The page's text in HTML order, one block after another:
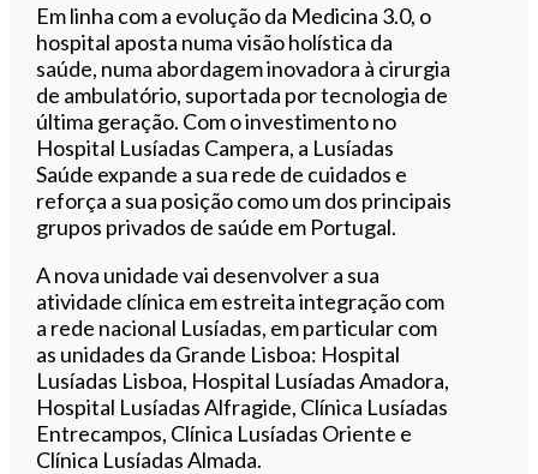
Em linha com a evolução da Medicina 3.0, o
hospital aposta numa visão holística da
saúde, numa abordagem inovadora à cirurgia
de ambulatório, suportada por tecnologia de
última geração. Com o investimento no
Hospital Lusíadas Campera, a Lusíadas
Saúde expande a sua rede de cuidados e
reforça a sua posição como um dos principais
grupos privados de saúde em Portugal.
A nova unidade vai desenvolver a sua
atividade clínica em estreita integração com
a rede nacional Lusíadas, em particular com
as unidades da Grande Lisboa: Hospital
Lusíadas Lisboa, Hospital Lusíadas Amadora,
Hospital Lusíadas Alfragide, Clínica Lusíadas
Entrecampos, Clínica Lusíadas Oriente e
Clínica Lusíadas Almada.